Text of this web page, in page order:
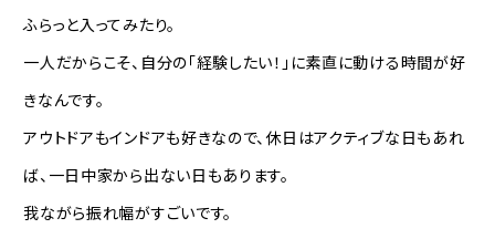
ふらっと入ってみたり。
一人だからこそ、自分の「経験したい！」に素直に動ける時間が好
きなんです。
アウトドアもインドアも好きなので、休日はアクティブな日もあれ
ば、一日中家から出ない日もあります。
我ながら振れ幅がすごいです。